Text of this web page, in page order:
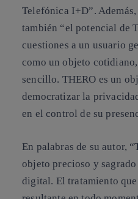
Telefónica I+D”.
también “el potencial de
cuestiones a un usuario
como un objeto
sencillo. THERO es un
democratizar la
en el control de su
En palabras de su autor,
objeto precioso y
digital. El tratamiento